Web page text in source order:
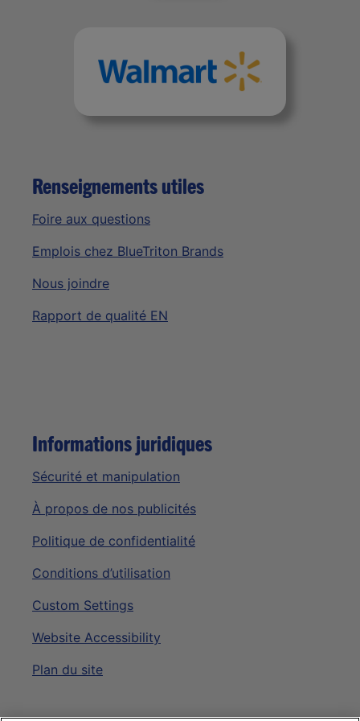
Renseignements utiles
Foire aux questions
Emplois chez BlueTriton Brands
Nous joindre
Rapport de qualité EN
Informations juridiques
Sécurité et manipulation
À propos de nos publicités
Politique de confidentialité
Conditions d’utilisation
Custom Settings
Website Accessibility
Plan du site